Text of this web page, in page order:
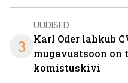
3
UUDISED
Karl Oder lahkub
mugavustsoon on
komistuskivi